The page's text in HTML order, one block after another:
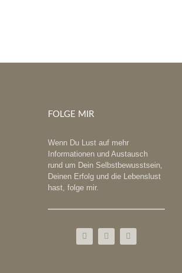
FOLGE MIR
Wenn Du Lust auf mehr
Informationen und Austausch
rund um Dein Selbstbewusstsein,
Deinen Erfolg und die Lebenslust
hast, folge mir.